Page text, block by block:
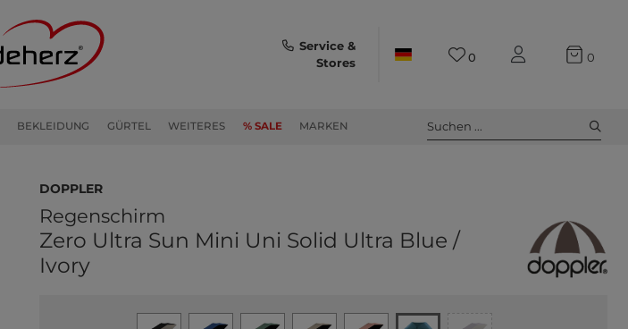
BEKLEIDUNG GÜRTEL WEITERES % SALE MARKEN
Service &
Stores
0 0
Suchen ...
doppler
Regenschirm
Zero Ultra Sun Mini Uni Solid Ultra Blue /
Ivory